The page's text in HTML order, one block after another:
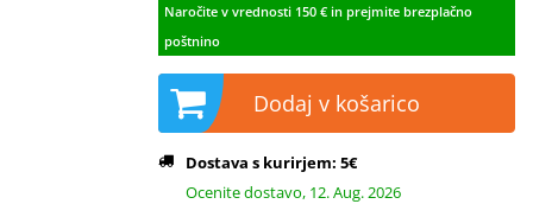
Naročite v vrednosti 150 € in prejmite brezplačno
poštnino
Dodaj v košarico
Dostava s kurirjem: 5€
Ocenite dostavo, 12. Aug. 2026